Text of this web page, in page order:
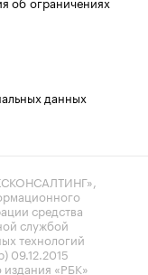
данных
средства
службой
технологий
09.12.2015
«РБК»